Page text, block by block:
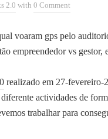
2.0 with 0 Comment
voaram gps pelo
empreendedor vs gestor,
realizado em 27-fevereiro-
actividades de
trabalhar para